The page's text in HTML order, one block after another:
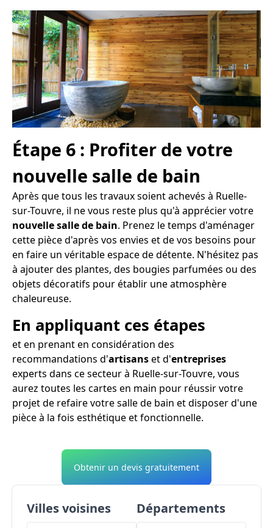
Étape 6 : Profiter de votre
nouvelle salle de bain
Après que tous les travaux soient achevés à Ruelle-
sur-Touvre, il ne vous reste plus qu'à apprécier votre
nouvelle salle de bain. Prenez le temps d'aménager
cette pièce d'après vos envies et de vos besoins pour
en faire un véritable espace de détente. N'hésitez pas
à ajouter des plantes, des bougies parfumées ou des
objets décoratifs pour établir une atmosphère
chaleureuse.
En appliquant ces étapes
et en prenant en considération des
recommandations d'artisanset d'entreprises
experts dans ce secteur à Ruelle-sur-Touvre, vous
aurez toutes les cartes en main pour réussir votre
projet de refaire votre salle de bain et disposer d'une
pièce à la fois esthétique et fonctionnelle.
Obtenir un devis gratuitement
Villes voisines Départements